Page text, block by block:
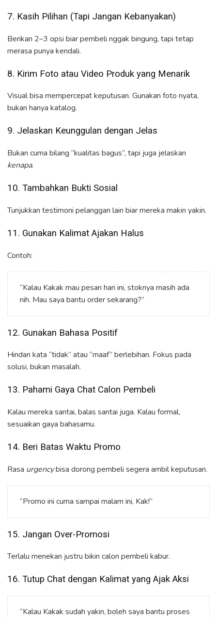
7. Kasih Pilihan (Tapi Jangan Kebanyakan)
Berikan 2–3 opsi biar pembeli nggak bingung, tapi tetap
merasa punya kendali.
8. Kirim Foto atau Video Produk yang Menarik
Visual bisa mempercepat keputusan. Gunakan foto nyata,
bukan hanya katalog.
9. Jelaskan Keunggulan dengan Jelas
Bukan cuma bilang “kualitas bagus”, tapi juga jelaskan
kenapa.
10. Tambahkan Bukti Sosial
Tunjukkan testimoni pelanggan lain biar mereka makin yakin.
11. Gunakan Kalimat Ajakan Halus
Contoh:
“Kalau Kakak mau pesan hari ini, stoknya masih ada
nih. Mau saya bantu order sekarang?”
12. Gunakan Bahasa Positif
Hindari kata “tidak” atau “maaf” berlebihan. Fokus pada
solusi, bukan masalah.
13. Pahami Gaya Chat Calon Pembeli
Kalau mereka santai, balas santai juga. Kalau formal,
sesuaikan gaya bahasamu.
14. Beri Batas Waktu Promo
Rasa urgencybisa dorong pembeli segera ambil keputusan.
“Promo ini cuma sampai malam ini, Kak!”
15. Jangan Over-Promosi
Terlalu menekan justru bikin calon pembeli kabur.
16. Tutup Chat dengan Kalimat yang Ajak Aksi
“Kalau Kakak sudah yakin, boleh saya bantu proses